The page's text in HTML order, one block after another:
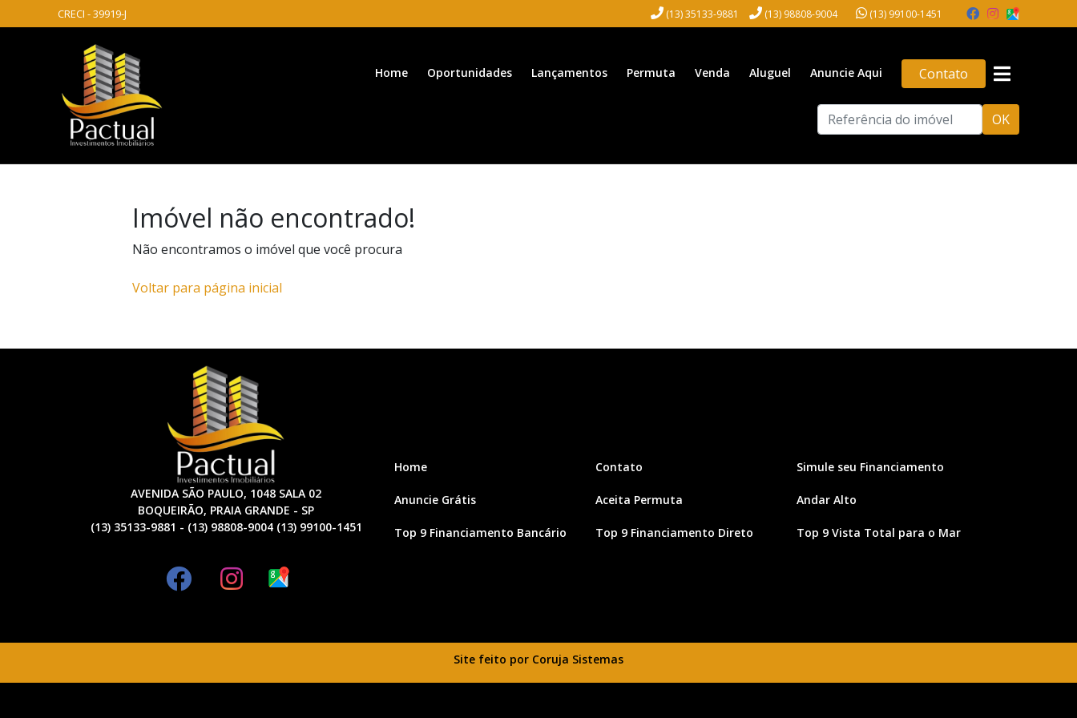
CRECI - 39919-J (13) 35133-9881 (13) 98808-9004 (13) 99100-1451
Home Oportunidades Lançamentos Permuta Venda Aluguel Anuncie Aqui Contato
OK
Imóvel não encontrado!
Não encontramos o imóvel que você procura
Voltar para página inicial
AVENIDA SÃO PAULO, 1048 SALA 02
BOQUEIRÃO, PRAIA GRANDE - SP
(13) 35133-9881 - (13) 98808-9004 (13) 99100-1451
Home Contato Simule seu Financiamento
Anuncie Grátis Aceita Permuta Andar Alto
Top 9 Financiamento Bancário Top 9 Financiamento Direto Top 9 Vista Total para o Mar
Site feito por Coruja Sistemas